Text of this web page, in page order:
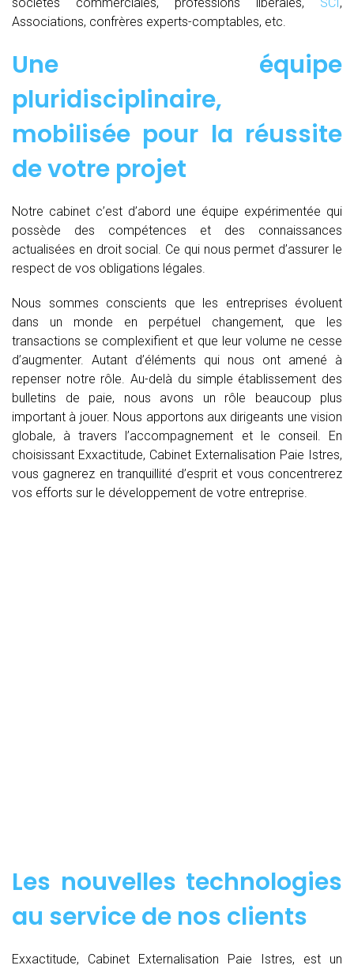
Associations, confrères experts-comptables, etc.
Une équipe
pluridisciplinaire,
mobilisée pour la réussite
de votre projet
Notre cabinet c’est d’abord une équipe expérimentée qui
possède des compétences et des connaissances
actualisées en droit social. Ce qui nous permet d’assurer le
respect de vos obligations légales.
Nous sommes conscients que les entreprises évoluent
dans un monde en perpétuel changement, que les
transactions se complexifient et que leur volume ne cesse
d’augmenter. Autant d’éléments qui nous ont amené à
repenser notre rôle. Au-delà du simple établissement des
bulletins de paie, nous avons un rôle beaucoup plus
important à jouer. Nous apportons aux dirigeants une vision
globale, à travers l’accompagnement et le conseil. En
choisissant Exxactitude, Cabinet Externalisation Paie Istres,
vous gagnerez en tranquillité d’esprit et vous concentrerez
vos efforts sur le développement de votre entreprise.
Les nouvelles technologies
au service de nos clients
Exxactitude, Cabinet Externalisation Paie Istres, est un